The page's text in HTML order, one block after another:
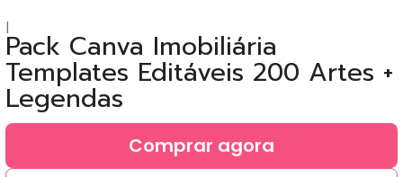
|Pack Canva Imobiliária
Templates Editáveis 200 Artes +
Legendas
Comprar agora